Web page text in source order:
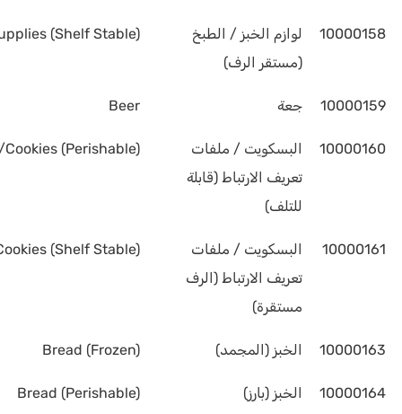
10000158
لوازم الخبز / الطبخ
(مستقر الرف)
(Shelf Stable)
10000159 جعة Beer
10000160
البسكويت / ملفات
تعريف الارتباط (قابلة
للتلف)
(Perishable)
10000161
البسكويت / ملفات
تعريف الارتباط (الرف
مستقرة)
(Shelf Stable)
10000163 الخبز (المجمد) Bread (Frozen)
10000164 الخبز (بارز) Bread (Perishable)